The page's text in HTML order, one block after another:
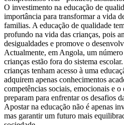
O investimento na educação de
importância para transformar a vida
familias. A educação de qualidade
profundo na vida das crianças, pois
desigualdades e promove o
Actualmente, em Angola, um
crianças estão fora do sistema
crianças tenham acesso à uma
adquirem apenas conhecimentos
competências sociais, emocionais e
preparam para enfrentar os desafios
Apostar na educação não é apenas
mas garantir um futuro mais